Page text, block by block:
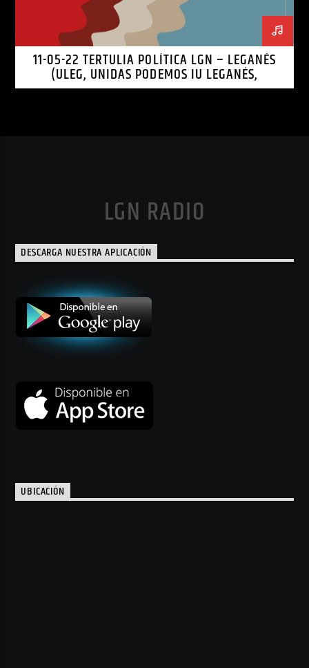
11-05-22 TERTULIA POLÍTICA LGN – LEGANÉS
(ULEG, UNIDAS PODEMOS IU LEGANÉS,
LEGANEMOS)
LGN RADIO
DESCARGA NUESTRA APLICACIÓN
UBICACIÓN